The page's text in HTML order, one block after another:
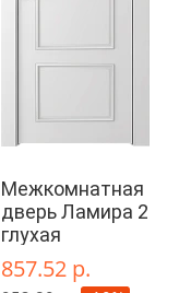
Межкомнатная
дверь Ламира 2
глухая
857.52 р.